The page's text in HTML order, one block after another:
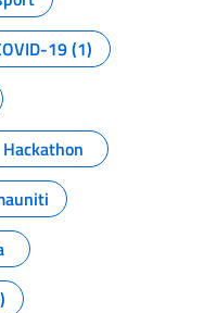
19 (1)
Hackathon